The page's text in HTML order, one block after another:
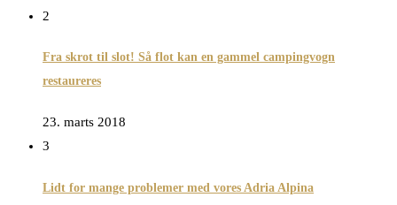
2
Fra skrot til slot! Så flot kan en gammel campingvogn
restaureres
23. marts 2018
3
Lidt for mange problemer med vores Adria Alpina